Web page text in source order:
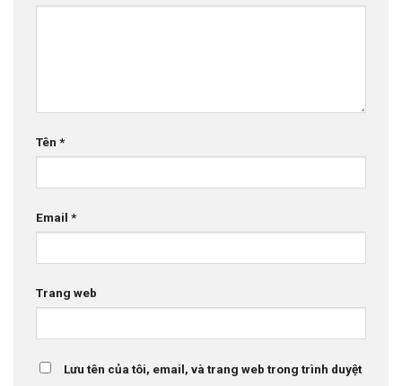
Tên *
Email *
Trang web
Lưu tên của tôi, email, và trang web trong trình duyệt